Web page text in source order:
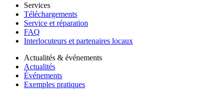
Services
Téléchargements
Service et réparation
FAQ
Interlocuteurs et partenaires locaux
Actualités & événements
Actualités
Événements
Exemples pratiques